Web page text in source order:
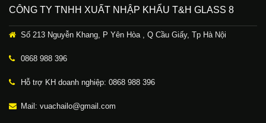
CÔNG TY TNHH XUẤT NHẬP KHẨU T&H GLASS 8
Số 213 Nguyễn Khang, P Yên Hòa , Q Cầu Giấy, Tp Hà Nội
0868 988 396
Hỗ trợ KH doanh nghiệp: 0868 988 396
Mail: vuachailo@gmail.com